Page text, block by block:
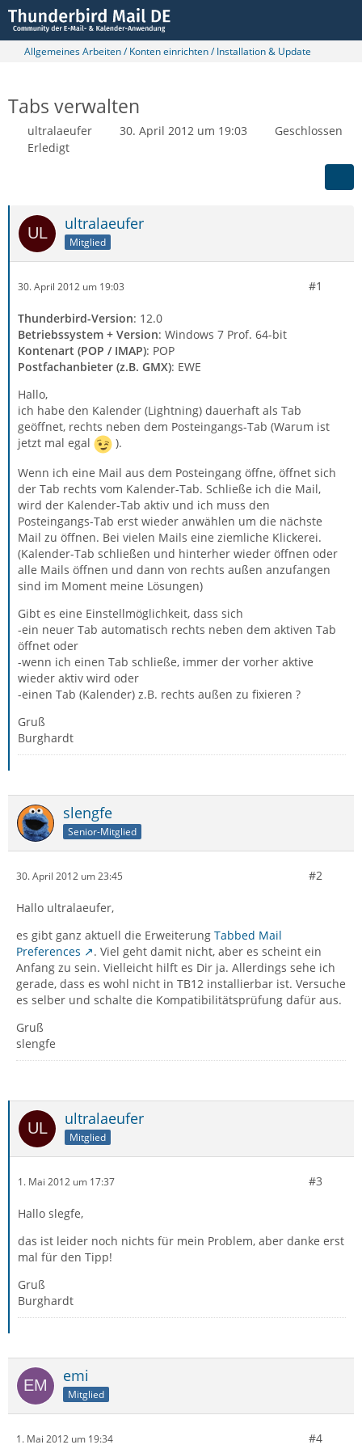
Allgemeines Arbeiten / Konten einrichten / Installation & Update
Tabs verwalten
ultralaeufer 30. April 2012 um 19:03
Geschlossen
Erledigt
ultralaeufer
Mitglied
30. April 2012 um 19:03 #1
Thunderbird-Version: 12.0
Betriebssystem + Version: Windows 7 Prof. 64-bit
Kontenart (POP / IMAP): POP
Postfachanbieter (z.B. GMX): EWE
Hallo,
ich habe den Kalender (Lightning) dauerhaft als Tab
geöffnet, rechts neben dem Posteingangs-Tab (Warum ist
jetzt mal egal
).
Wenn ich eine Mail aus dem Posteingang öffne, öffnet sich
der Tab rechts vom Kalender-Tab. Schließe ich die Mail,
wird der Kalender-Tab aktiv und ich muss den
Posteingangs-Tab erst wieder anwählen um die nächste
Mail zu öffnen. Bei vielen Mails eine ziemliche Klickerei.
(Kalender-Tab schließen und hinterher wieder öffnen oder
alle Mails öffnen und dann von rechts außen anzufangen
sind im Moment meine Lösungen)
Gibt es eine Einstellmöglichkeit, dass sich
-ein neuer Tab automatisch rechts neben dem aktiven Tab
öffnet oder
-wenn ich einen Tab schließe, immer der vorher aktive
wieder aktiv wird oder
-einen Tab (Kalender) z.B. rechts außen zu fixieren ?
Gruß
Burghardt
slengfe
Senior-Mitglied
30. April 2012 um 23:45 #2
Hallo ultralaeufer,
es gibt ganz aktuell die Erweiterung Tabbed Mail
Preferences
. Viel geht damit nicht, aber es scheint ein
Anfang zu sein. Vielleicht hilft es Dir ja. Allerdings sehe ich
gerade, dass es wohl nicht in TB12 installierbar ist. Versuche
es selber und schalte die Kompatibilitätsprüfung dafür aus.
Gruß
slengfe
ultralaeufer
Mitglied
1. Mai 2012 um 17:37 #3
Hallo slegfe,
das ist leider noch nichts für mein Problem, aber danke erst
mal für den Tipp!
Gruß
Burghardt
emi
Mitglied
1. Mai 2012 um 19:34 #4